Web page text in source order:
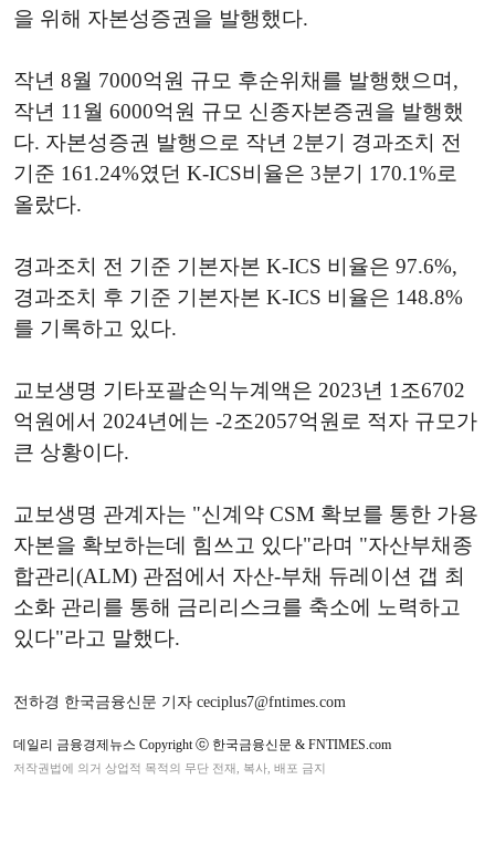
을 위해 자본성증권을 발행했다.
작년 8월 7000억원 규모 후순위채를 발행했으며,
작년 11월 6000억원 규모 신종자본증권을 발행했
다. 자본성증권 발행으로 작년 2분기 경과조치 전
기준 161.24%였던 K-ICS비율은 3분기 170.1%로
올랐다.
경과조치 전 기준 기본자본 K-ICS 비율은 97.6%,
경과조치 후 기준 기본자본 K-ICS 비율은 148.8%
를 기록하고 있다.
교보생명 기타포괄손익누계액은 2023년 1조6702
억원에서 2024년에는 -2조2057억원로 적자 규모가
큰 상황이다.
교보생명 관계자는 "신계약 CSM 확보를 통한 가용
자본을 확보하는데 힘쓰고 있다"라며 "자산부채종
합관리(ALM) 관점에서 자산-부채 듀레이션 갭 최
소화 관리를 통해 금리리스크를 축소에 노력하고
있다"라고 말했다.
전하경 한국금융신문 기자 ceciplus7@fntimes.com
데일리 금융경제뉴스 Copyright ⓒ 한국금융신문 & FNTIMES.com
저작권법에 의거 상업적 목적의 무단 전재, 복사, 배포 금지